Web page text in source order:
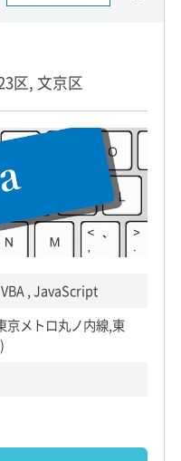
区, 文京区
, JavaScript
京メトロ丸ノ内線,東